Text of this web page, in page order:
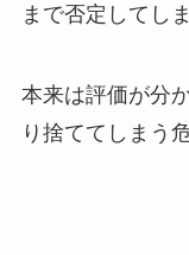
まで否定してし
本来は評価が分
り捨ててしまう